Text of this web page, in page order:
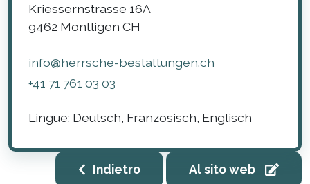
Kriessernstrasse 16A
9462 Montligen CH
info@herrsche-bestattungen.ch
+41 71 761 03 03
Lingue: Deutsch, Französisch, Englisch
Indietro Al sito web